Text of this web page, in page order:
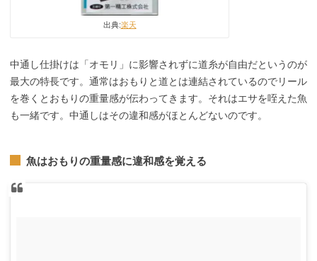
出典:楽天
中通し仕掛けは「オモリ」に影響されずに道糸が自由だというのが
最大の特長です。通常はおもりと道とは連結されているのでリール
を巻くとおもりの重量感が伝わってきます。それはエサを咥えた魚
も一緒です。中通しはその違和感がほとんどないのです。
魚はおもりの重量感に違和感を覚える